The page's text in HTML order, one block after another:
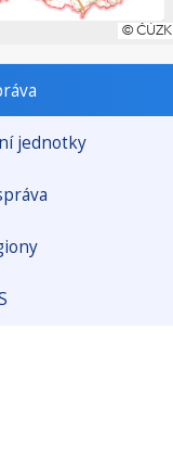
jednotky